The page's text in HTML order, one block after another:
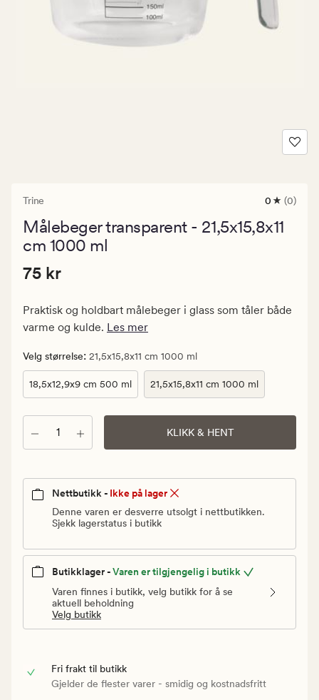
Trine
0
med
0 (0)
Målebeger transparent - 21,5x15,8x11
cm 1000 ml
Pris
75
kr
Pris 75 kr
75 kr
Praktisk og holdbart målebeger i glass som tåler både
varme og kulde. Les mer
Velg størrelse: 21,5x15,8x11 cm 1000 ml
18,5x12,9x9 cm 500 ml 21,5x15,8x11 cm 1000 ml
Antall KLIKK & HENT
Nettbutikk - Ikke på lager
Denne varen er desverre utsolgt i nettbutikken.
Sjekk lagerstatus i butikk
Butikklager -Varen er tilgjengelig i butikk
Varen finnes i butikk, velg butikk for å se
aktuell beholdning
Velg butikk
Fri frakt til butikk
Gjelder de flester varer - smidig og kostnadsfritt